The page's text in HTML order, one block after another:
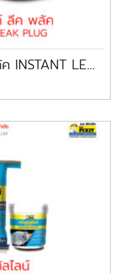
อินสแตนท์ ลีค พลัค INSTANT LEAK PLUG